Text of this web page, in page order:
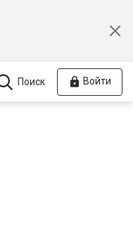
Поиск Войти